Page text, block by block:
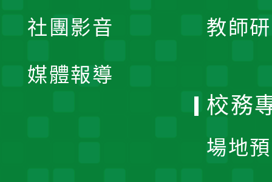
教師
社團影音
媒體報導
校務
場地